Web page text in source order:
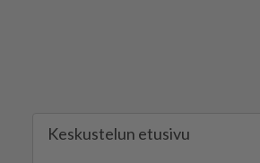
Keskustelun etusivu